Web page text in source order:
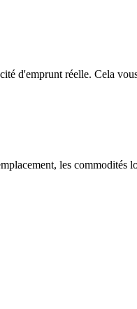
d'emprunt réelle. Cela
les